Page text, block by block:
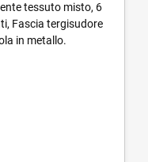
tessuto misto, 6
Fascia tergisudore
in metallo.